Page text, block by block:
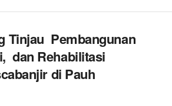
Tinjau Pembangunan
dan Rehabilitasi
di Pauh